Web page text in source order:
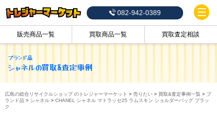
082-942-0389
販売商品一覧 買取商品一覧 買取査定相談
ブランド品
シャネルの買取&査定事例
広島の総合リサイクルショップ のトレジャーマーケット > 売りたい> 買取&査定事例一覧 > ブ
ランド品> シャネル> CHANEL シャネル マトラッセ25 ラムスキン ショルダーバッグ ブラッ
ク